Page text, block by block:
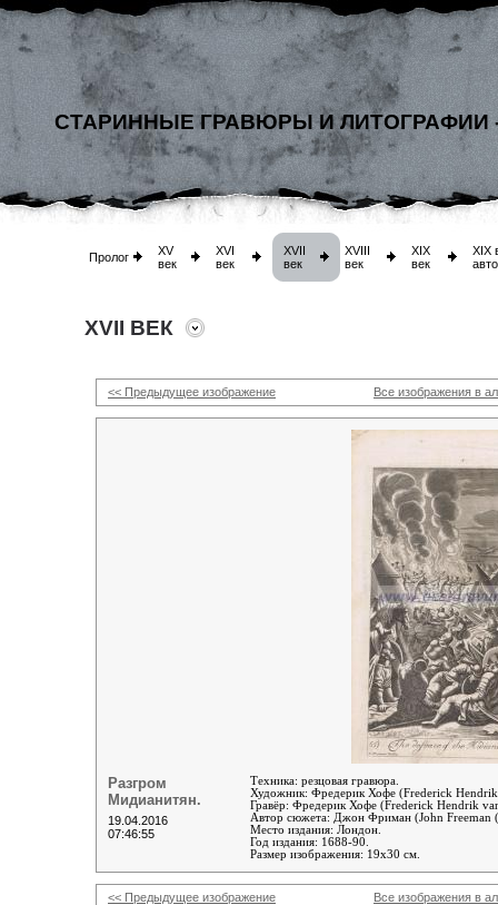
СТАРИННЫЕ ГРАВЮРЫ И ЛИТОГРАФИИ
Пролог
XV
век
XVI
век
XVII
век
XVIII
век
XIX
век
XIX
XVII ВЕК
<< Предыдущее изображение Все изображения в
Разгром
Мидианитян.
19.04.2016
07:46:55
Техника: резцовая гравюра.
Художник: Фредерик Хофе (Frederick
Гравёр: Фредерик Хофе (Frederick Hendrik
Автор сюжета: Джон Фриман (John Freeman
Место издания: Лондон.
Год издания: 1688-90.
Размер изображения: 19х30 см.
<< Предыдущее изображение Все изображения в